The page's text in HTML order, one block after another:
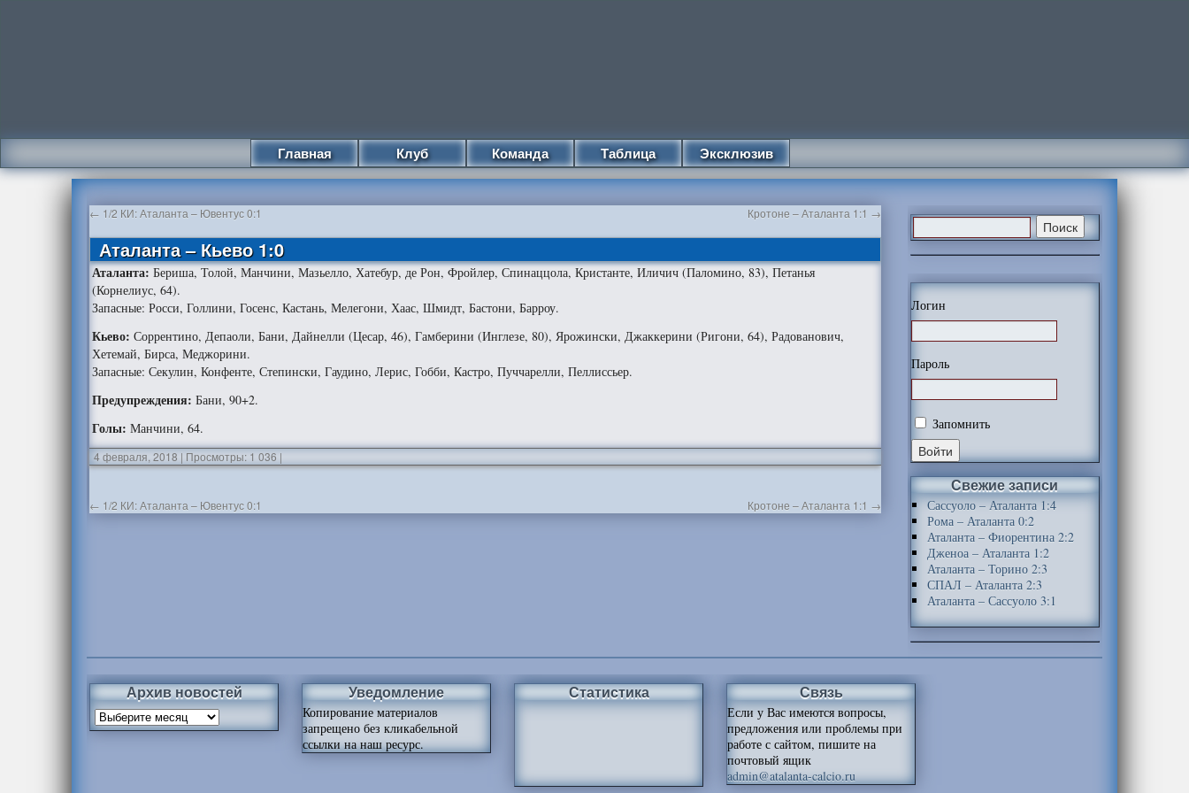
Главная Клуб Команда Таблица Эксклюзив
← 1/2 КИ: Аталанта – Ювентус 0:1 Кротоне – Аталанта 1:1 →
Аталанта – Кьево 1:0
Аталанта: Бериша, Толой, Манчини, Мазьелло, Хатебур, де Рон, Фройлер, Спинаццола, Кристанте, Иличич (Паломино, 83), Петанья
(Корнелиус, 64).
Запасные: Росси, Голлини, Госенс, Кастань, Мелегони, Хаас, Шмидт, Бастони, Барроу.
Кьево: Соррентино, Депаоли, Бани, Дайнелли (Цесар, 46), Гамберини (Инглезе, 80), Ярожински, Джаккерини (Ригони, 64), Радованович,
Хетемай, Бирса, Меджорини.
Запасные: Секулин, Конфенте, Степински, Гаудино, Лерис, Гобби, Кастро, Пуччарелли, Пеллиссьер.
Предупреждения: Бани, 90+2.
Голы: Манчини, 64.
4 февраля, 2018 | Просмотры: 1 036 |
← 1/2 КИ: Аталанта – Ювентус 0:1 Кротоне – Аталанта 1:1 →
Логин
Пароль
Запомнить
Свежие записи
Сассуоло – Аталанта 1:4
Рома – Аталанта 0:2
Аталанта – Фиорентина 2:2
Дженоа – Аталанта 1:2
Аталанта – Торино 2:3
СПАЛ – Аталанта 2:3
Аталанта – Сассуоло 3:1
Архив новостей Уведомление
Копирование материалов
запрещено без кликабельной
ссылки на наш ресурс.
Статистика Связь
Если у Вас имеются вопросы,
предложения или проблемы при
работе с сайтом, пишите на
почтовый ящик
admin@atalanta-calcio.ru